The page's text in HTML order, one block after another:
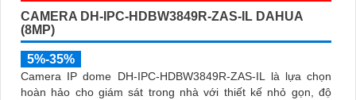
CAMERA DH-IPC-HDBW3849R-ZAS-IL DAHUA
(8MP)
5%-35%
Camera IP dome DH-IPC-HDBW3849R-ZAS-IL là lựa chọn
hoàn hảo cho giám sát trong nhà với thiết kế nhỏ gọn, độ